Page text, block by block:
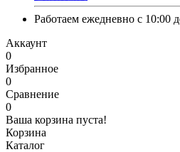
Работаем ежедневно с 10:00
Аккаунт
0
Избранное
0
Сравнение
0
Ваша корзина пуста!
Корзина
Каталог